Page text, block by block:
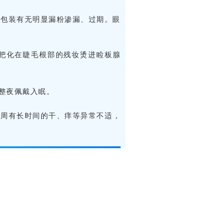
装有无明显漏粉渗漏、过期。眼
化在睫毛根部的残妆烫进睑板腺
佩戴入眠。
有长时间的干、痒等异常不适，